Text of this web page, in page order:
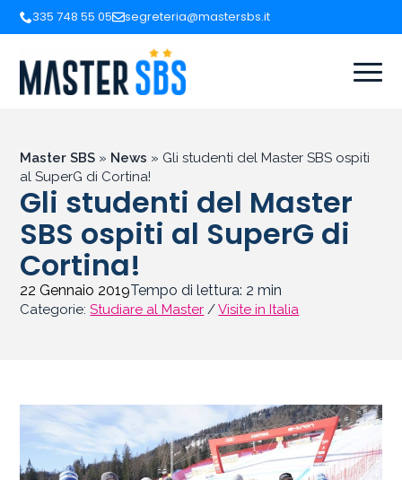
335 748 55 05 segreteria@mastersbs.it
Master SBS » News » Gli studenti del Master SBS ospiti
al SuperG di Cortina!
Gli studenti del Master
SBS ospiti al SuperG di
Cortina!
22 Gennaio 2019Tempo di lettura: 2 min
Categorie:Studiare al Master /Visite in Italia